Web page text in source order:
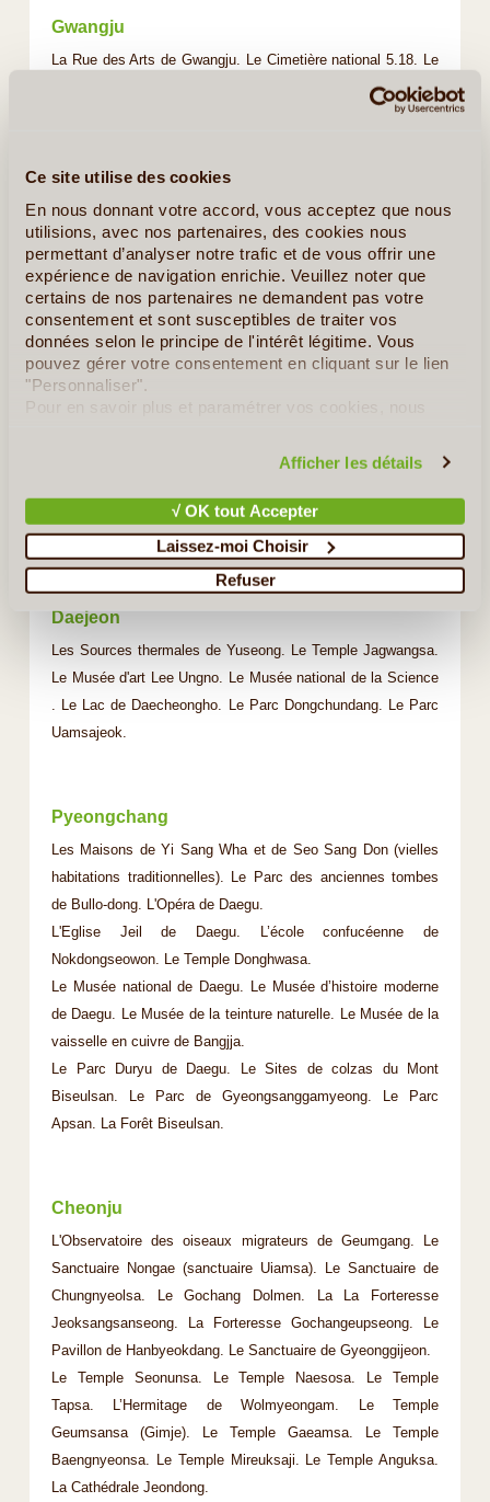
Ce site utilise des cookies
En nous donnant votre accord, vous acceptez que nous
utilisions, avec nos partenaires, des cookies nous
permettant d’analyser notre trafic et de vous offrir une
expérience de navigation enrichie. Veuillez noter que
certains de nos partenaires ne demandent pas votre
consentement et sont susceptibles de traiter vos
données selon le principe de l'intérêt légitime. Vous
pouvez gérer votre consentement en cliquant sur le lien
"Personnaliser".
Pour en savoir plus et paramétrer vos cookies, nous
Afficher les détails
√ OK tout Accepter
Laissez-moi Choisir
Refuser
Gwangju
La Rue des Arts de Gwangju. Le Cimetière national 5.18. Le
Musée National de Gwangju. Le Musée artistique de Woo
Jae Gil. Le Musée Uijae de l’art coréen. Le Musée artistique
parc culturel de Jungoe. L'Eco-parc du lac de Gwangjuho. Le
Seokcho
Le Château de Gweongeumseong. Le Phare Observatoire de
Sokcho. Le Temple Sinheungsa.
La Galerie Fermière des Ours en Peluche. Le Musée Sokcho
National du Mt. Seorak. La Plage Sokcho. La Grotte de
Le lac Cheongchoho. Le Rocher de Ulsanbawi. Le Pic de
Daecheongbong.
Daejeon
Les Sources thermales de Yuseong. Le Temple Jagwangsa.
Le Musée d'art Lee Ungno. Le Musée national de la Science
. Le Lac de Daecheongho. Le Parc Dongchundang. Le Parc
Uamsajeok.
Pyeongchang
Les Maisons de Yi Sang Wha et de Seo Sang Don (vielles
habitations traditionnelles). Le Parc des anciennes tombes
de Bullo-dong. L'Opéra de Daegu.
L'Eglise Jeil de Daegu. L’école confucéenne de
Nokdongseowon. Le Temple Donghwasa.
Le Musée national de Daegu. Le Musée d’histoire moderne
de Daegu. Le Musée de la teinture naturelle. Le Musée de la
vaisselle en cuivre de Bangjja.
Le Parc Duryu de Daegu. Le Sites de colzas du Mont
Biseulsan. Le Parc de Gyeongsanggamyeong. Le Parc
Apsan. La Forêt Biseulsan.
Cheonju
L'Observatoire des oiseaux migrateurs de Geumgang. Le
Sanctuaire Nongae (sanctuaire Uiamsa). Le Sanctuaire de
Chungnyeolsa. Le Gochang Dolmen. La La Forteresse
Jeoksangsanseong. La Forteresse Gochangeupseong. Le
Pavillon de Hanbyeokdang. Le Sanctuaire de Gyeonggijeon.
Le Temple Seonunsa. Le Temple Naesosa. Le Temple
Tapsa. L’Hermitage de Wolmyeongam. Le Temple
Geumsansa (Gimje). Le Temple Gaeamsa. Le Temple
Baengnyeonsa. Le Temple Mireuksaji. Le Temple Anguksa.
La Cathédrale Jeondong.